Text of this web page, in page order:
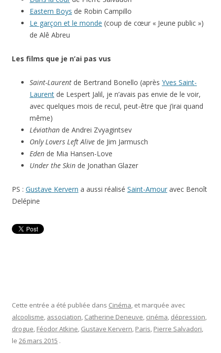
Eastern Boys de Robin Campillo
Le garçon et le monde (coup de cœur « Jeune public »)
de Alê Abreu
Les films que je n’ai pas vus
Saint-Laurent de Bertrand Bonello (après Yves Saint-
Laurent de Lespert Jalil, je n’avais pas envie de le voir,
avec quelques mois de recul, peut-être que j’irai quand
même)
Léviathan de Andrei Zvyagintsev
Only Lovers Left Alive de Jim Jarmusch
Eden de Mia Hansen-Love
Under the Skin de Jonathan Glazer
PS : Gustave Kervern a aussi réalisé Saint-Amour avec Benoît
Delépine
Cette entrée a été publiée dans Cinéma, et marquée avec
alcoolisme, association, Catherine Deneuve, cinéma, dépression,
drogue, Féodor Atkine, Gustave Kervern, Paris, Pierre Salvadori,
le 26 mars 2015 .